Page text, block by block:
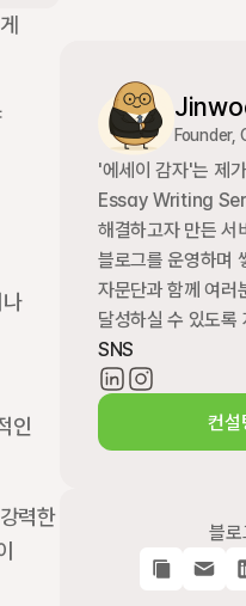
인
력한
Founder,
'에세이 감자'는 제
Essay Writing
해결하고자 만든
블로그를 운영하며
자문단과 함께 여러
달성하실 수 있도록
SNS
컨설
블로